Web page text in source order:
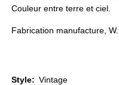
Couleur entre terre et ciel.
Fabrication manufacture,
Style: Vintage